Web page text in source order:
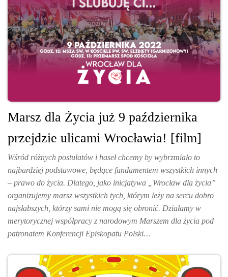
Marsz dla Życia już 9 października
przejdzie ulicami Wrocławia! [film]
Wśród różnych postulatów i haseł chcemy by wybrzmiało to
najbardziej podstawowe, będące fundamentem wszystkich innych
– prawo do życia. Dlatego, jako inicjatywa „Wrocław dla życia”
organizujemy marsz wszystkich tych, którym leży na sercu dobro
najsłabszych, którzy sami nie mogą się obronić. Działamy w
merytorycznej współpracy z narodowym Marszem dla życia pod
patronatem Konferencji Episkopatu Polski…